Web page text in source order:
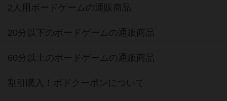
2人用ボードゲームの通販商品
20分以下のボードゲームの通販商品
60分以上のボードゲームの通販商品
割引購入！ボドクーポンについて